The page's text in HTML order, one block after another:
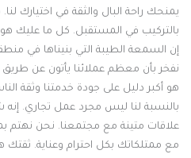
راحة البال والثقة في اختيارك
في المستقبل. كل ما عليك هو
السمعة الطيبة التي بنيناها في منطقة
بأن معظم عملائنا يأتون عن طريق
أكبر دليل على جودة خدمتنا وثقة الناس
لنا ليس مجرد عمل تجاري. إنه
متينة مع مجتمعنا. نحن نهتم
ممتلكاتك بكل احترام وعناية. ثقتك